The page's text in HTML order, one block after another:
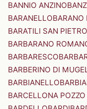
BANNIO ANZINO
BARANELLOBARANO
BARATILI SAN PIETRO
BARBARANO
BARBARESCO
BARBERINO DI
BARBIANELLO
BARCELLONA